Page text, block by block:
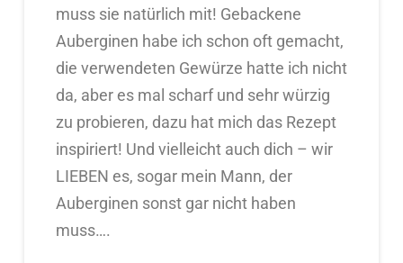
muss sie natürlich mit! Gebackene
Auberginen habe ich schon oft gemacht,
die verwendeten Gewürze hatte ich nicht
da, aber es mal scharf und sehr würzig
zu probieren, dazu hat mich das Rezept
inspiriert! Und vielleicht auch dich – wir
LIEBEN es, sogar mein Mann, der
Auberginen sonst gar nicht haben
muss….